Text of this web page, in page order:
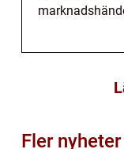
Fler nyheter